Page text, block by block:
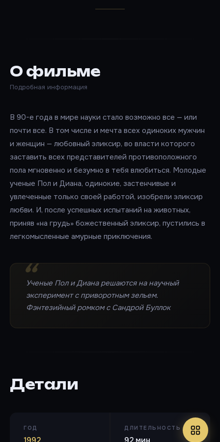
О фильме
Подробная информация
В 90-е года в мире науки стало возможно все — или
почти все. В том числе и мечта всех одиноких мужчин
и женщин — любовный эликсир, во власти которого
заставить всех представителей противоположного
пола мгновенно и безумно в тебя влюбиться. Молодые
ученые Пол и Диана, одинокие, застенчивые и
увлеченные только своей работой, изобрели эликсир
любви. И, после успешных испытаний на животных,
приняв «на грудь» божественный эликсир, пустились в
легкомысленные амурные приключения.
Ученые Пол и Диана решаются на научный
эксперимент с приворотным зельем.
Фэнтезийный ромком с Сандрой Буллок
Детали
ГОД ДЛИТЕЛЬНОСТЬ